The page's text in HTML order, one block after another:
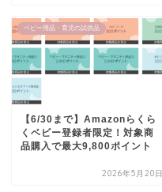
ベビー用品・育児の試供品
【6/30まで】Amazonらくら
くベビー登録者限定！対象商
品購入で最大9,800ポイント
2026年5月20日